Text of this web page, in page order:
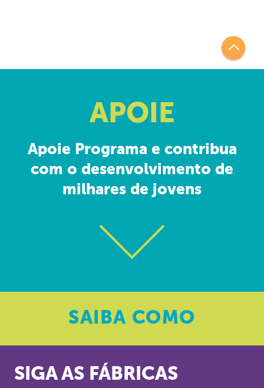
APOIE
Apoie Programa e contribua
com o desenvolvimento de
milhares de jovens
SAIBA COMO
SIGA AS FÁBRICAS